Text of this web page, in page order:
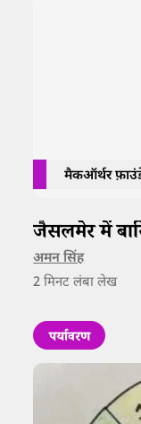
मैकऑर्थर
जैसलमेर में
अमन सिंह
2 मिनट लंबा लेख
पर्यावरण